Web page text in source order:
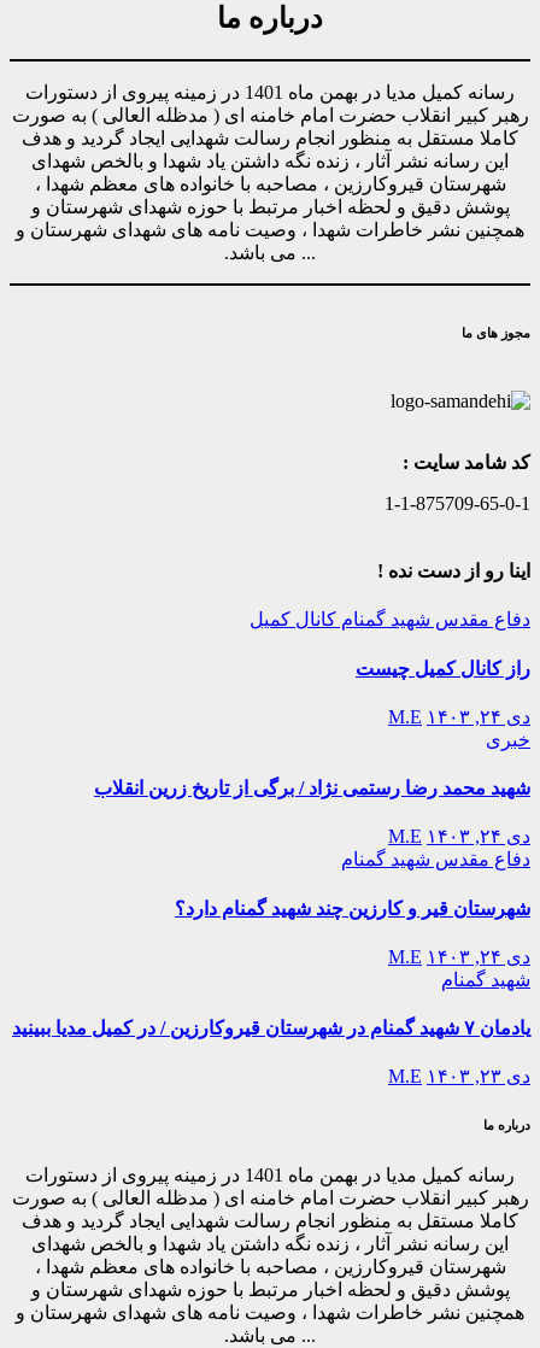
درباره ما
رسانه کمیل مدیا در بهمن ماه 1401 در زمینه پیروی از دستورات
رهبر کبیر انقلاب حضرت امام خامنه ای ( مدظله العالی ) به صورت
کاملا مستقل به منظور انجام رسالت شهدایی ایجاد گردید و هدف
این رسانه نشر آثار ، زنده نگه داشتن یاد شهدا و بالخص شهدای
شهرستان قیروکارزین ، مصاحبه با خانواده های معظم شهدا ،
پوشش دقیق و لحظه اخبار مرتبط با حوزه شهدای شهرستان و
همچنین نشر خاطرات شهدا ، وصیت نامه های شهدای شهرستان و
... می باشد.
مجوز های ما
کد شامد سایت :
1-1-875709-65-0-1
اینا رو از دست نده !
دفاع مقدس شهید گمنام کانال کمیل
راز کانال کمیل چیست
دی ۲۴, ۱۴۰۳
M.E
خبری
شهید محمد رضا رستمی نژاد / برگی از تاریخ زرین انقلاب
دی ۲۴, ۱۴۰۳
M.E
دفاع مقدس شهید گمنام
شهرستان قیر و کارزین چند شهید گمنام دارد؟
دی ۲۴, ۱۴۰۳
M.E
شهید گمنام
یادمان ۷ شهید گمنام در شهرستان قیروکارزین / در کمیل مدیا ببینید
دی ۲۳, ۱۴۰۳ M.E
درباره ما
رسانه کمیل مدیا در بهمن ماه 1401 در زمینه پیروی از دستورات
رهبر کبیر انقلاب حضرت امام خامنه ای ( مدظله العالی ) به صورت
کاملا مستقل به منظور انجام رسالت شهدایی ایجاد گردید و هدف
این رسانه نشر آثار ، زنده نگه داشتن یاد شهدا و بالخص شهدای
شهرستان قیروکارزین ، مصاحبه با خانواده های معظم شهدا ،
پوشش دقیق و لحظه اخبار مرتبط با حوزه شهدای شهرستان و
همچنین نشر خاطرات شهدا ، وصیت نامه های شهدای شهرستان و
... می باشد.